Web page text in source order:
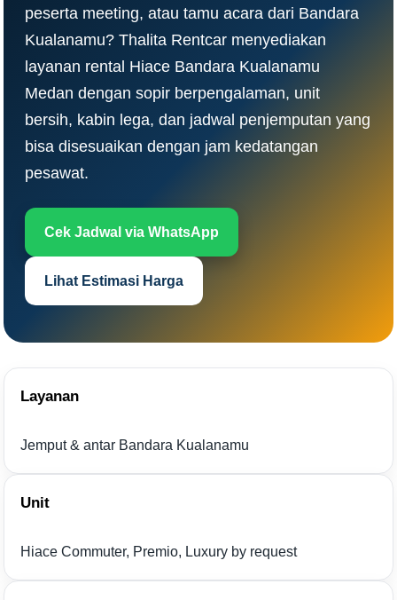
peserta meeting, atau tamu acara dari Bandara
Kualanamu? Thalita Rentcar menyediakan
layanan rental Hiace Bandara Kualanamu
Medan dengan sopir berpengalaman, unit
bersih, kabin lega, dan jadwal penjemputan yang
bisa disesuaikan dengan jam kedatangan
pesawat.
Cek Jadwal via WhatsApp
Lihat Estimasi Harga
Layanan
Jemput & antar Bandara Kualanamu
Unit
Hiace Commuter, Premio, Luxury by request